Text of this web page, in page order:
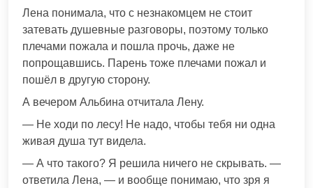
Лена понимала, что с незнакомцем не стоит
затевать душевные разговоры, поэтому только
плечами пожала и пошла прочь, даже не
попрощавшись. Парень тоже плечами пожал и
пошёл в другую сторону.
А вечером Альбина отчитала Лену.
— Не ходи по лесу! Не надо, чтобы тебя ни одна
живая душа тут видела.
— А что такого? Я решила ничего не скрывать. —
ответила Лена, — и вообще понимаю, что зря я